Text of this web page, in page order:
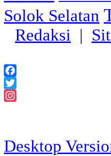
Solok Selatan
Redaksi |
Facebook
Twitter
Desktop